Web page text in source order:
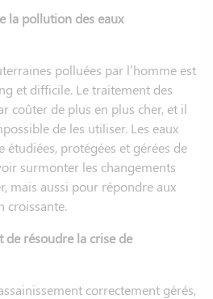
la pollution des eaux
polluées par l’homme est
et difficile. Le traitement des
coûter de plus en plus cher, et il
de les utiliser. Les eaux
protégées et gérées de
surmonter les changements
mais aussi pour répondre aux
croissante.
résoudre la crise de
correctement gérés,